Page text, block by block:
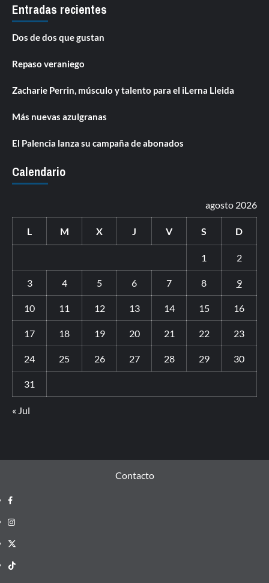
Entradas recientes
Dos de dos que gustan
Repaso veraniego
Zacharie Perrin, músculo y talento para el iLerna Lleida
Más nuevas azulgranas
El Palencia lanza su campaña de abonados
Calendario
agosto 2026
L M X J V S D
1 2
3 4 5 6 7 8 9
10 11 12 13 14 15 16
17 18 19 20 21 22 23
24 25 26 27 28 29 30
31
« Jul
Contacto